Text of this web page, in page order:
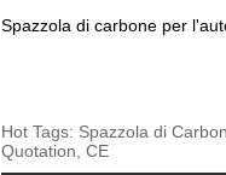
Spazzola di carbone per
Hot Tags: Spazzola di
Quotation, CE